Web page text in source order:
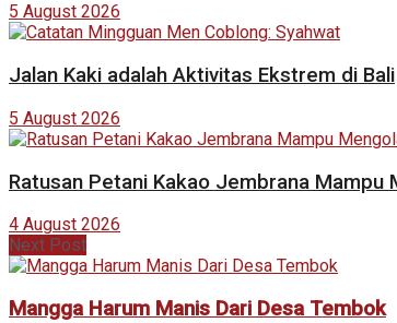
5 August 2026
Jalan Kaki adalah Aktivitas Ekstrem di Bali
5 August 2026
Ratusan Petani Kakao Jembrana Mampu
4 August 2026
Next Post
Mangga Harum Manis Dari Desa Tembok